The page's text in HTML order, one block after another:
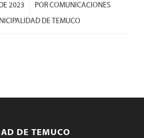
2023 PORCOMUNICACIONES
DE TEMUCO
DE TEMUCO